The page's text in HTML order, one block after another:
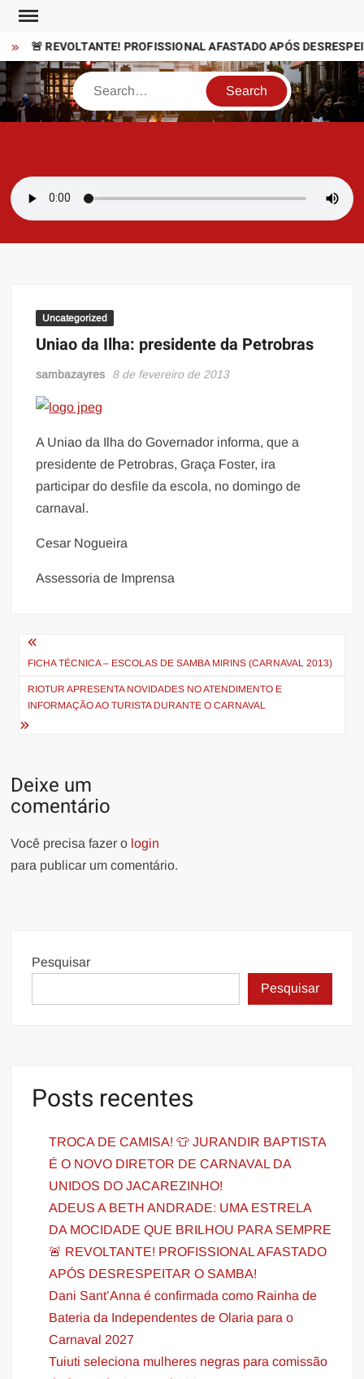
Skip
content🚨 REVOLTANTE! PROFISSIONAL AFASTADO APÓS
Search
Uncategorized
Uniao da Ilha: presidente da Petrobras
sambazayres 8 de fevereiro de 2013
A Uniao da Ilha do Governador informa, que a
presidente de Petrobras, Graça Foster, ira
participar do desfile da escola, no domingo de
carnaval.
Cesar Nogueira
Assessoria de Imprensa
Navegação
de
Post
FICHA TÉCNICA – ESCOLAS DE SAMBA MIRINS (CARNAVAL 2013)
RIOTUR APRESENTA NOVIDADES NO ATENDIMENTO E
INFORMAÇÃO AO TURISTA DURANTE O CARNAVAL
Deixe um
comentário
Você precisa fazer o login
para publicar um comentário.
Pesquisar
Pesquisar
Posts recentes
TROCA DE CAMISA! 👕 JURANDIR BAPTISTA
É O NOVO DIRETOR DE CARNAVAL DA
UNIDOS DO JACAREZINHO!
ADEUS A BETH ANDRADE: UMA ESTRELA
DA MOCIDADE QUE BRILHOU PARA SEMPRE
🚨 REVOLTANTE! PROFISSIONAL AFASTADO
APÓS DESRESPEITAR O SAMBA!
Dani Sant’Anna é confirmada como Rainha de
Bateria da Independentes de Olaria para o
Carnaval 2027
Tuiuti seleciona mulheres negras para comissão